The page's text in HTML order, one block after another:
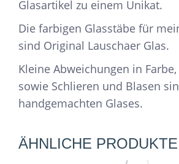
Glasartikel zu einem Unikat.
Die farbigen Glasstäbe für
sind Original Lauschaer Glas.
Kleine Abweichungen in
sowie Schlieren und Blasen
handgemachten Glases.
ÄHNLICHE PRODUKTE